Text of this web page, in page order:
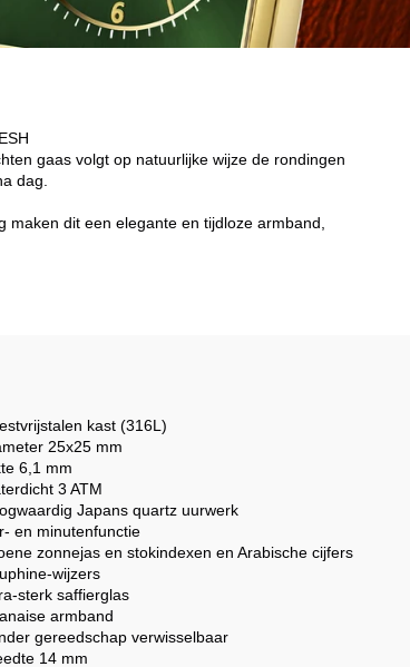
gaas volgt op natuurlijke wijze de rondingen
dag.
maken dit een elegante en tijdloze armband,
kast (316L)
25x25 mm
6,1 mm
3 ATM
Japans quartz uurwerk
en minutenfunctie
zonnejas en stokindexen en Arabische cijfers
wijzers
sterk saffierglas
armband
gereedschap verwisselbaar
14 mm